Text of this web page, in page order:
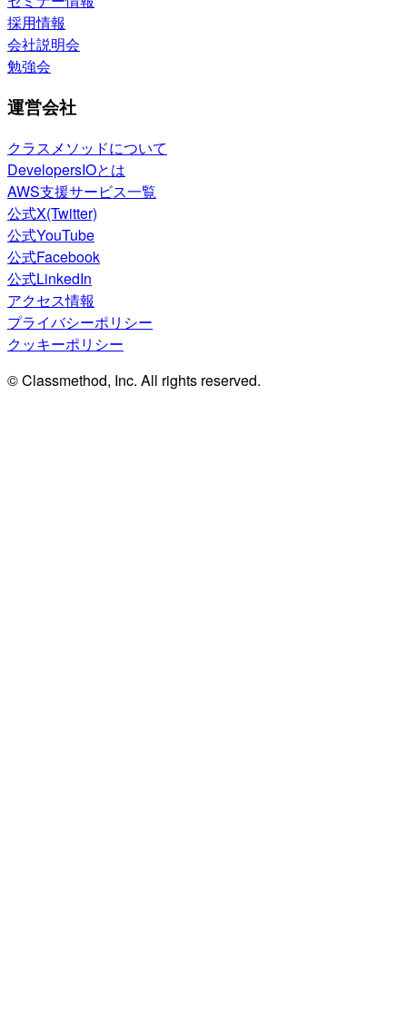
採用情報
会社説明会
勉強会
運営会社
クラスメソッドについて
DevelopersIOとは
AWS支援サービス一覧
公式X(Twitter)
公式YouTube
公式Facebook
公式LinkedIn
アクセス情報
プライバシーポリシー
クッキーポリシー
© Classmethod, Inc. All rights reserved.